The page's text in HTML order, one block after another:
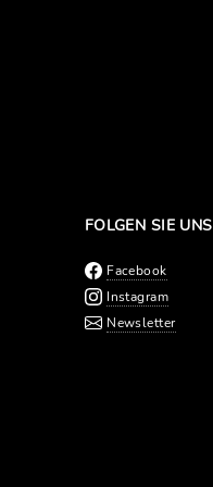
FOLGEN SIE UNS
Facebook
Instagram
Newsletter